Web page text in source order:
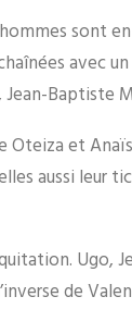
sont
avec
et
aussi
de